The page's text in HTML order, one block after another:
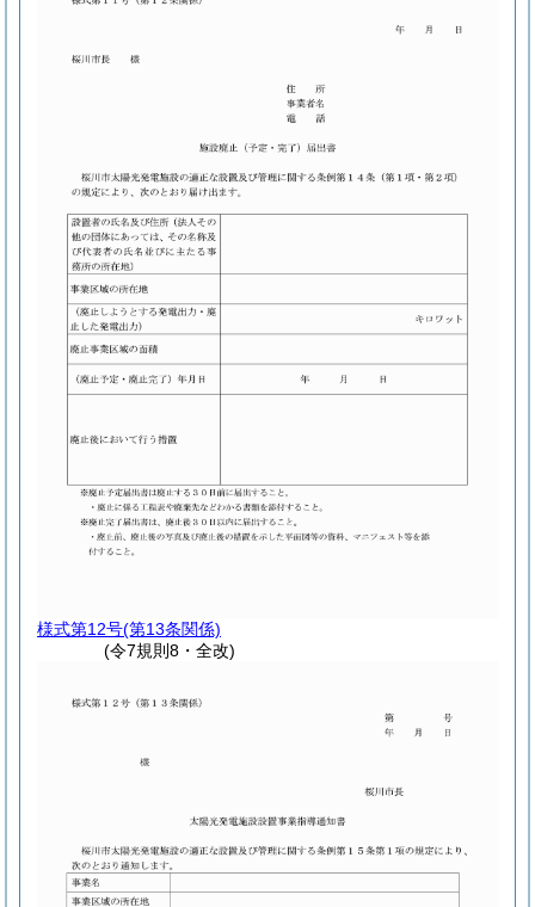
様式第12号(第13条関係)
(令7規則8・全改)